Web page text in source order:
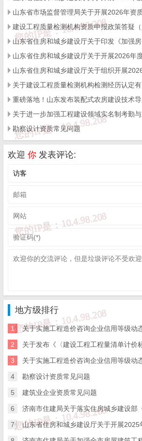
（此件公开发布）
济南市房屋建筑工程建设、施工、监理
到岗履职记分实施意
作评议方案》（鲁质强发〔2024〕1号
乡建设厅安全生产委员会关于印发<山
业（项目）安全生产分类分级监督管
知》等精神，推动全市房屋建筑施工
全，根据《住房和城乡建设部关于落
要责任的通知》（建质规〔2020〕9号
厅有关要求，结合本市实际，制定本意
建筑工程施工活动的建设单位、施工单
表人及建设单位项目负责人、施工单位
总监理工程师（以下简称项目“三方一
记分管理。
建设工程质量检测机构资质申报政策答疑（
关于建设工程质量检测机构检测经历认定
关于进一步加强工程建设领域实名制考勤
勘察设计资质常见问题
欢迎 你 发表评论:
地方级排行
1 关于实施工程造价咨询企业信用等级动
2 关于发布《〈建设工程工程量清单计价标
3 关于实施工程造价咨询企业信用等级动
4 勘察设计资质常见问题
5 建筑业企业资质常见问题
6 济南市住建局关于落实住房城乡建设部《建筑施工企业、工程项目安全生产管理机构
7 山东省住房和城乡建设厅关于开展2025年度全省检测机